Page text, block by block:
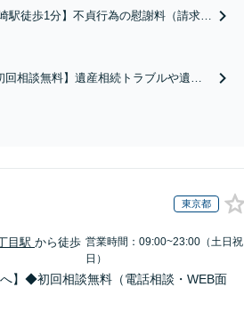
駅徒歩1分】不貞行為の慰謝料（請求さ
回相談無料】遺産相続トラブルや遺言
東京都
目駅から徒歩 営業時間：09:00~23:00（土日祝
日）
へ】◆初回相談無料（電話相談・WEB面